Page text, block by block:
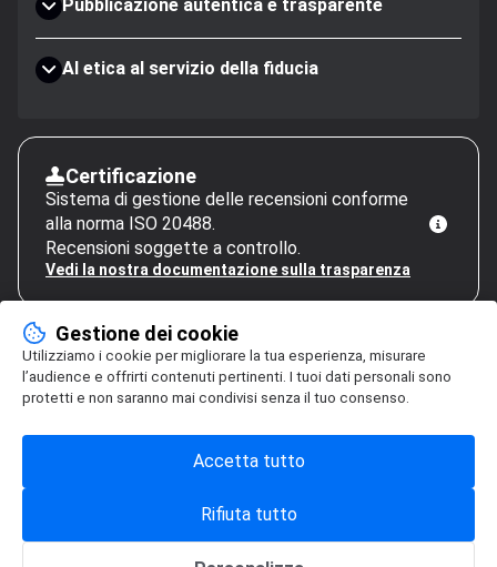
Pubblicazione autentica e trasparente
AI etica al servizio della fiducia
Certificazione
Sistema di gestione delle recensioni conforme
alla norma ISO 20488.
Recensioni soggette a controllo.
Vedi la nostra documentazione sulla trasparenza
Gestione dei cookie
Utilizziamo i cookie per migliorare la tua esperienza, misurare
l’audience e offrirti contenuti pertinenti. I tuoi dati personali sono
protetti e non saranno mai condivisi senza il tuo consenso.
Rifiuta tutto
Accetta tutto